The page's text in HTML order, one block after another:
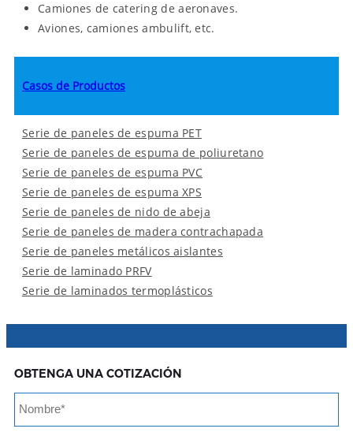
Camiones de catering de aeronaves.
Aviones, camiones ambulift, etc.
Casos de Productos
Serie de paneles de espuma PET
Serie de paneles de espuma de poliuretano
Serie de paneles de espuma PVC
Serie de paneles de espuma XPS
Serie de paneles de nido de abeja
Serie de paneles de madera contrachapada
Serie de paneles metálicos aislantes
Serie de laminado PRFV
Serie de laminados termoplásticos
OBTENGA UNA COTIZACIÓN